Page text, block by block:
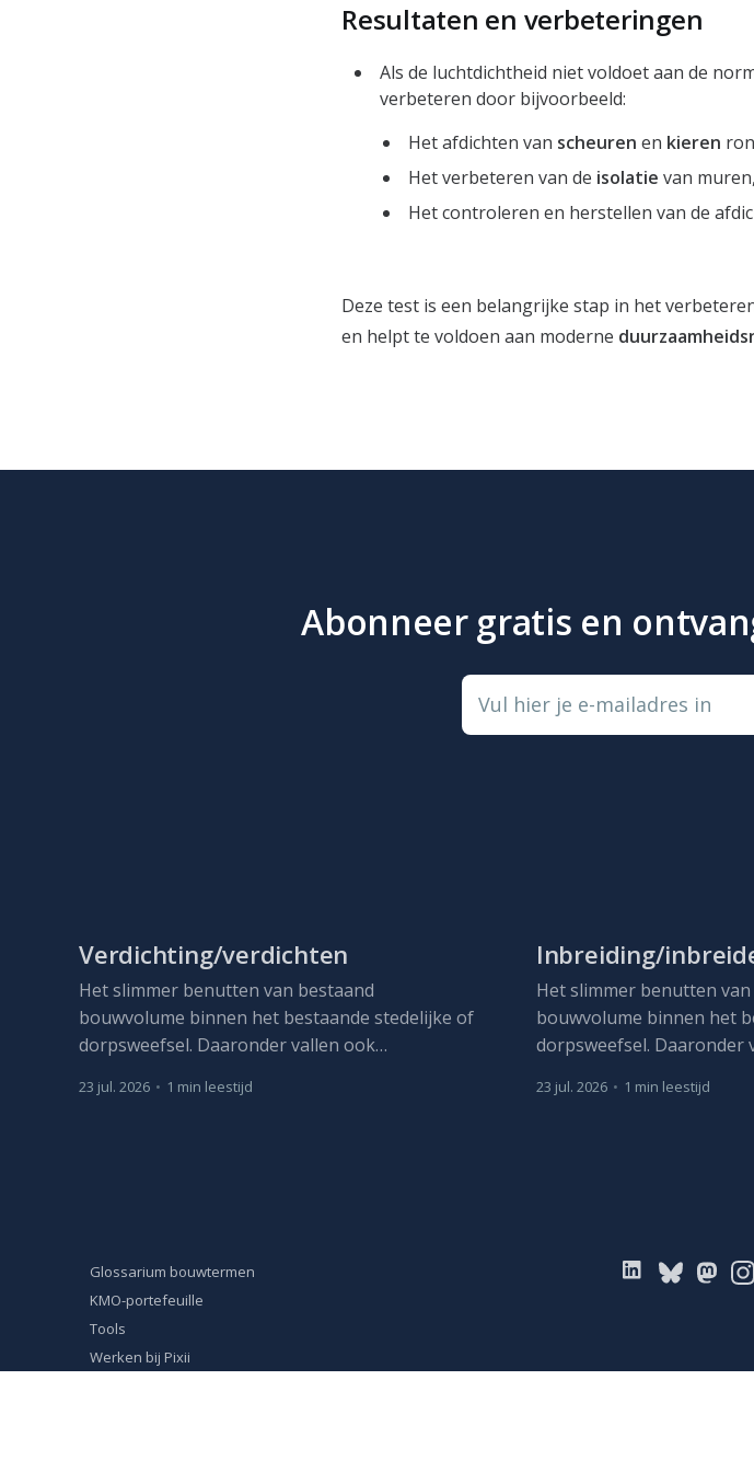
Resultaten en verbeteringen
Als de luchtdichtheid niet voldoet aan de
verbeteren door bijvoorbeeld:
Het afdichten van scheuren en kieren
Het verbeteren van de isolatie van
Het controleren en herstellen van de
Deze test is een belangrijke stap in het
en helpt te voldoen aan moderne
Abonneer gratis en
Vul hier je e-mailadres in
Verdichting/verdichten
Het slimmer benutten van bestaand
bouwvolume binnen het bestaande stedelijke of
dorpsweefsel. Daaronder vallen ook
vervangbouw met meer capaciteit.
23 jul. 2026 • 1 min leestijd
Inbreiding/
Het slimmer benutten
bouwvolume binnen het
dorpsweefsel. Daaronder
vervangbouw met meer
23 jul. 2026 • 1 min leestijd
Glossarium bouwtermen
KMO-portefeuille
Tools
Werken bij Pixii